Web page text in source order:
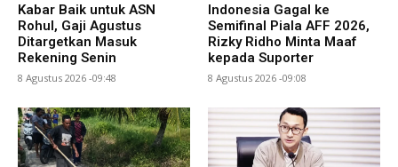
Kabar Baik untuk ASN
Rohul, Gaji Agustus
Ditargetkan Masuk
Rekening Senin
8 Agustus 2026 -09:48
Indonesia Gagal ke
Semifinal Piala AFF 2026,
Rizky Ridho Minta Maaf
kepada Suporter
8 Agustus 2026 -09:08